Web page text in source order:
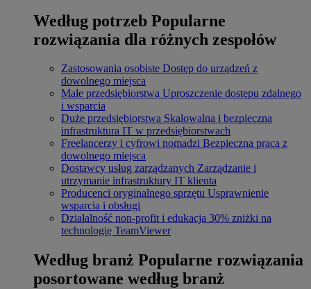
Według potrzeb Popularne
rozwiązania dla różnych zespołów
Zastosowania osobiste Dostęp do urządzeń z
dowolnego miejsca
Małe przedsiębiorstwa Uproszczenie dostępu zdalnego
i wsparcia
Duże przedsiębiorstwa Skalowalna i bezpieczna
infrastruktura IT w przedsiębiorstwach
Freelancerzy i cyfrowi nomadzi Bezpieczna praca z
dowolnego miejsca
Dostawcy usług zarządzanych Zarządzanie i
utrzymanie infrastruktury IT klienta
Producenci oryginalnego sprzętu Usprawnienie
wsparcia i obsługi
Działalność non-profit i edukacja 30% zniżki na
technologię TeamViewer
Według branż Popularne rozwiązania
posortowane według branż